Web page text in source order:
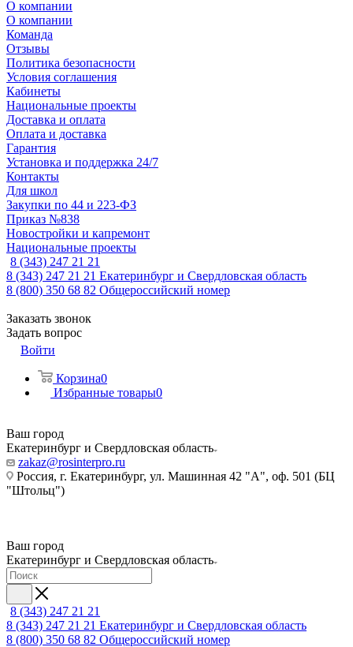
О компании
О компании
Команда
Отзывы
Политика безопасности
Условия соглашения
Кабинеты
Национальные проекты
Доставка и оплата
Оплата и доставка
Гарантия
Установка и поддержка 24/7
Контакты
Для школ
Закупки по 44 и 223-ФЗ
Приказ №838
Новостройки и капремонт
Национальные проекты
8 (343) 247 21 21
8 (343) 247 21 21 Екатеринбург и Свердловская область
8 (800) 350 68 82 Общероссийский номер
Заказать звонок
Задать вопрос
Войти
Корзина0
Избранные товары0
Ваш город
Екатеринбург и Свердловская область
zakaz@rosinterpro.ru
Россия, г. Екатеринбург, ул. Машинная 42 "А", оф. 501 (БЦ
"Штольц")
Ваш город
Екатеринбург и Свердловская область
8 (343) 247 21 21
8 (343) 247 21 21 Екатеринбург и Свердловская область
8 (800) 350 68 82 Общероссийский номер